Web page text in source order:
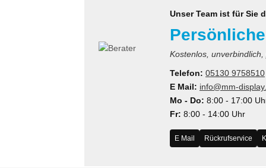
Unser Team ist für Sie
Kostenlos,
Telefon: 05130 9758510
E Mail: info@mm-
Mo - Do: 8:00 - 17:00
Fr: 8:00 - 14:00 Uhr
E Mail Rückrufservice